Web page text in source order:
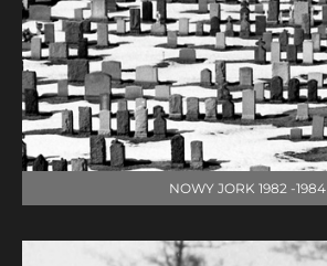
NOWY JORK 1982 -1984